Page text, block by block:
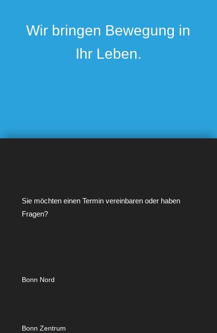
Wir bringen Bewegung in
Ihr Leben.
Sie möchten einen Termin vereinbaren oder haben
Fragen?
Bonn Nord
Bonn Zentrum